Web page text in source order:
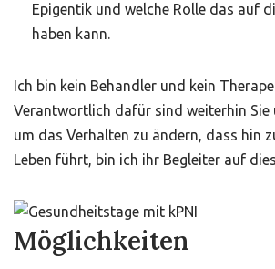
Epigentik und welche Rolle das auf
haben kann.
Ich bin kein Behandler und kein
Verantwortlich dafür sind weiterhin Sie
um das Verhalten zu ändern, dass hin
Leben führt, bin ich ihr Begleiter auf
Möglichkeiten